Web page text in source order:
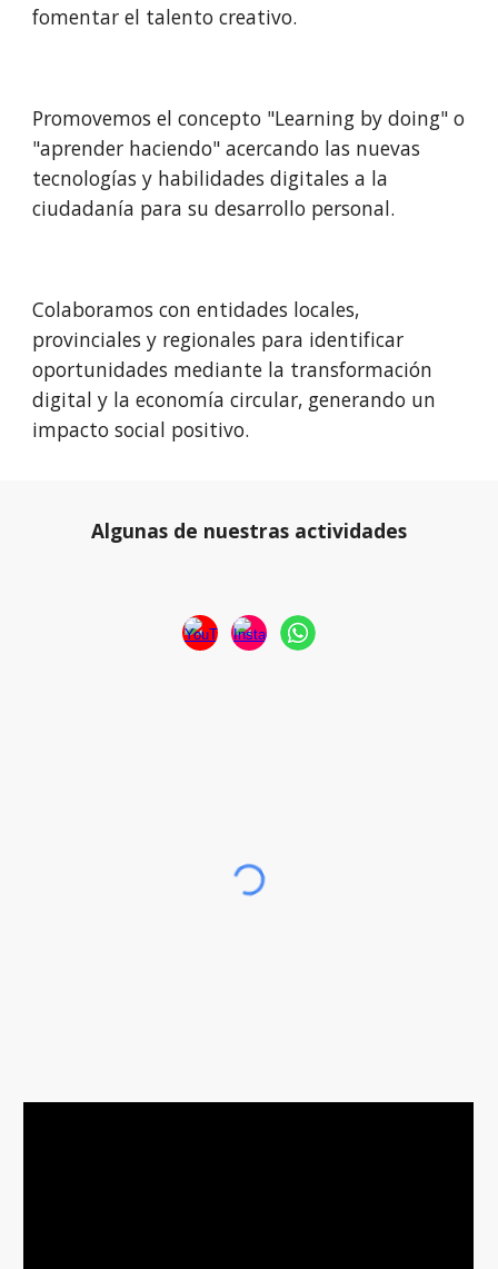
fomentar el talento creativo.
Promovemos el concepto "Learning by doing" o
"aprender haciendo" acercando las nuevas
tecnologías y habilidades digitales a la
ciudadanía para su desarrollo personal.
Colaboramos con entidades locales,
provinciales y regionales para identificar
oportunidades mediante la transformación
digital y la economía circular, generando un
impacto social positivo.
Algunas de nuestras actividades